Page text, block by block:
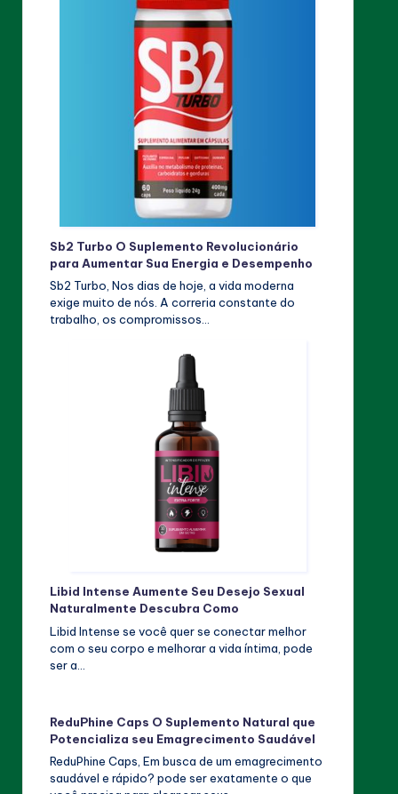
Sb2 Turbo O Suplemento Revolucionário
para Aumentar Sua Energia e Desempenho
Sb2 Turbo, Nos dias de hoje, a vida moderna
exige muito de nós. A correria constante do
trabalho, os compromissos…
Libid Intense Aumente Seu Desejo Sexual
Naturalmente Descubra Como
Libid Intense se você quer se conectar melhor
com o seu corpo e melhorar a vida íntima, pode
ser a…
ReduPhine Caps O Suplemento Natural que
Potencializa seu Emagrecimento Saudável
ReduPhine Caps, Em busca de um emagrecimento
saudável e rápido? pode ser exatamente o que